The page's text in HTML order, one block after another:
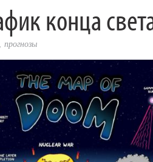
конца
, прогнозы